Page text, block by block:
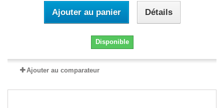
Ajouter au panier Détails
Disponible
Ajouter au comparateur